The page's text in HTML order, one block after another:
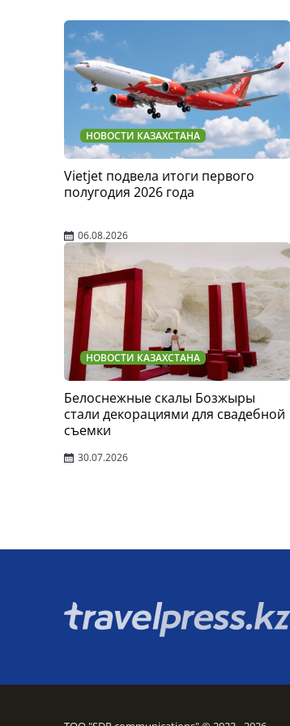
НОВОСТИ КАЗАХСТАНА
Vietjet подвела итоги первого
полугодия 2026 года
06.08.2026
НОВОСТИ КАЗАХСТАНА
Белоснежные скалы Бозжыры
стали декорациями для свадебной
съемки
30.07.2026